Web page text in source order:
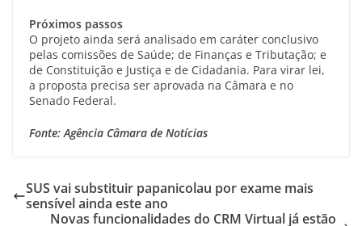
Próximos passos
O projeto ainda será analisado em caráter conclusivo
pelas comissões de Saúde; de Finanças e Tributação; e
de Constituição e Justiça e de Cidadania. Para virar lei,
a proposta precisa ser aprovada na Câmara e no
Senado Federal.
Fonte: Agência Câmara de Notícias
SUS vai substituir papanicolau por exame mais
sensível ainda este ano
Novas funcionalidades do CRM Virtual já estão